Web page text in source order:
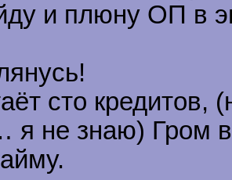
и плюну ОП в
сто кредитов,
я не знаю) Гром